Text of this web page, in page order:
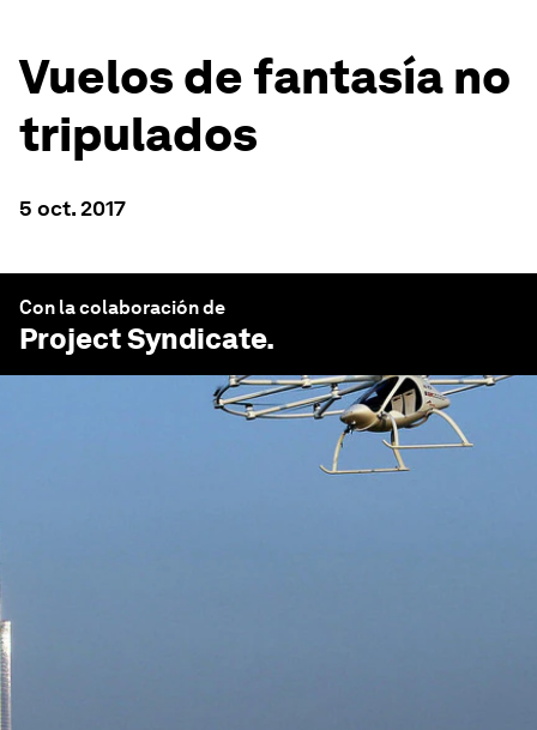
Vuelos de fantasía no
tripulados
5 oct. 2017
Con la colaboración de
Project Syndicate.